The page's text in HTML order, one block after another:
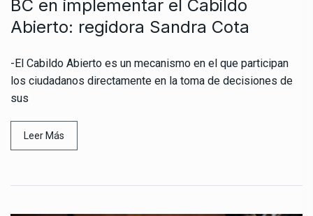
BC en implementar el Cabildo
Abierto: regidora Sandra Cota
-El Cabildo Abierto es un mecanismo en el que participan
los ciudadanos directamente en la toma de decisiones de
sus
Leer Más